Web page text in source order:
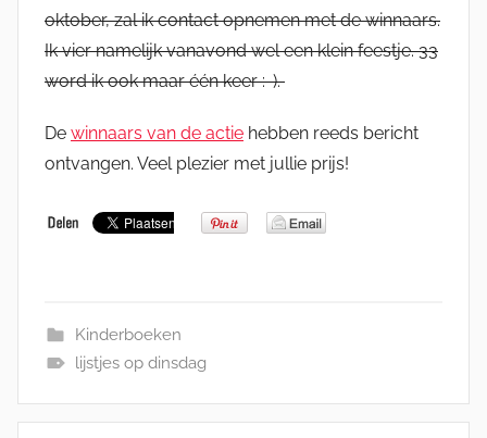
oktober, zal ik contact opnemen met de winnaars.
Ik vier namelijk vanavond wel een klein feestje. 33
word ik ook maar één keer :-).
De winnaars van de actie hebben reeds bericht
ontvangen. Veel plezier met jullie prijs!
Kinderboeken
lijstjes op dinsdag